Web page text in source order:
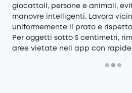
giocattoli, persone e animali,
manovre intelligenti. Lavora
uniformemente il prato e
Per oggetti sotto 5 centimetri,
aree vietate nell app con